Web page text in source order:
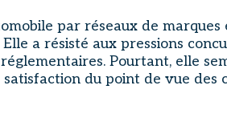
par réseaux de marques
a résisté aux pressions
Pourtant, elle
du point de vue des